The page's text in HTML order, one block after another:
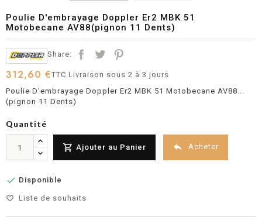
Poulie D'embrayage Doppler Er2 MBK 51
Motobecane AV88(pignon 11 Dents)
Share:
312,60 €TTC Livraison sous 2 à 3 jours
Poulie D'embrayage Doppler Er2 MBK 51 Motobecane AV88...
(pignon 11 Dents)
Quantité
 Ajouter au Panier  Acheter
 Disponible
favorite_border Liste de souhaits